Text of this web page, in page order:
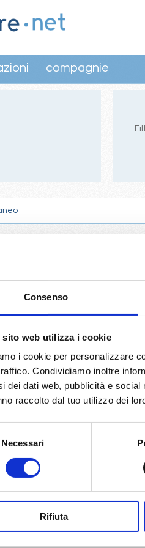
Consenso
sito web utilizza i cookie
i cookie per personalizzare
Condividiamo inoltre
dei dati web, pubblicità e
raccolto dal tuo utilizzo dei
Necessari
Rifiuta
compagnie
le crociere nel Mediterraneo 2024
puoi
.
Occidentale potrai visitare la
Corfu, Mykonos ecc. e
affascinante che è possibile
201 202 203 205
201 202